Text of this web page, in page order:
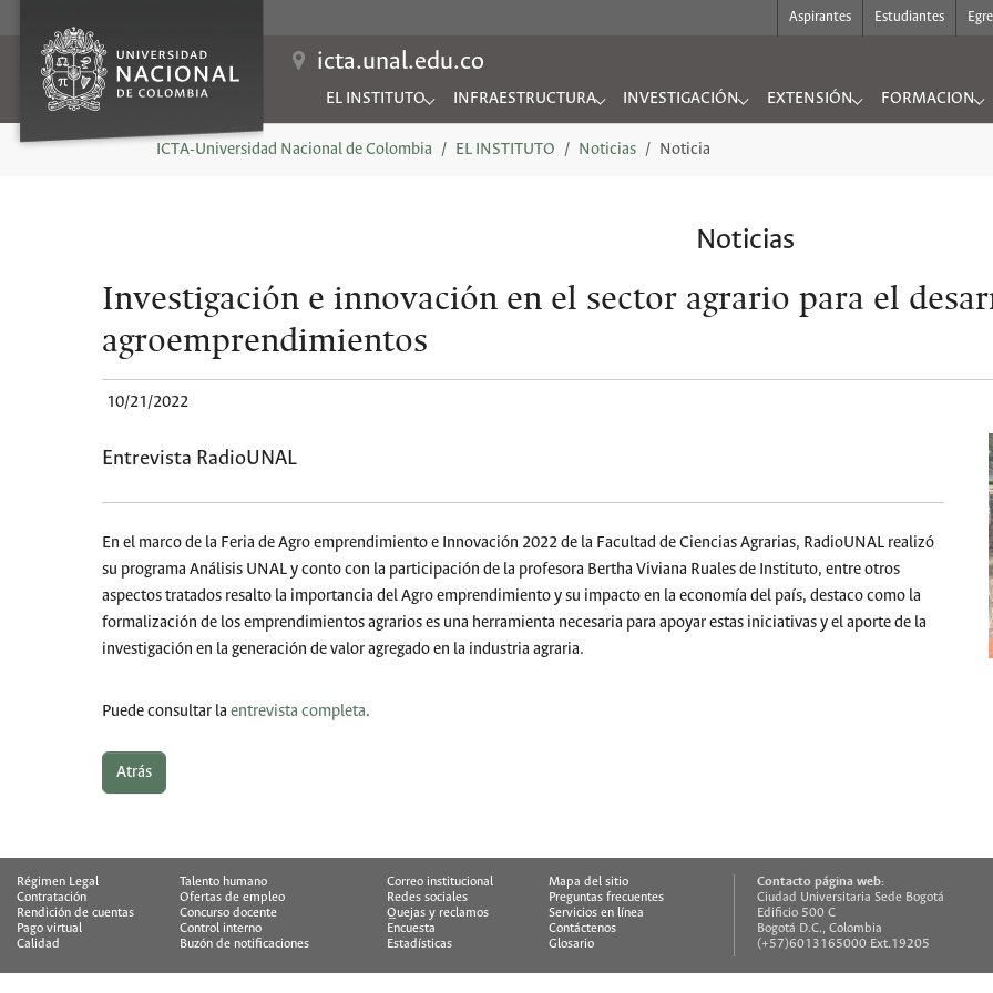
Aspirantes Estudiantes
icta.unal.edu.co
EL INSTITUTO
Submenu for "EL INSTITUTO"
INFRAESTRUCTURA
Submenu for "INFRAESTRUCTURA"
INVESTIGACIÓN
Submenu for "INVESTIGACIÓN"
EXTENSIÓN
Submenu for "EXTENSIÓN"
FORMACION
Submenu for
You are here:
ICTA-Universidad Nacional de Colombia
EL INSTITUTO Noticias Noticia
Noticias
Investigación e innovación en el sector agrario para el
agroemprendimientos
10/21/2022
Entrevista RadioUNAL
En el marco de la Feria de Agro emprendimiento e Innovación 2022 de la Facultad de Ciencias Agrarias, RadioUNAL realizó
su programa Análisis UNAL y conto con la participación de la profesora Bertha Viviana Ruales de Instituto, entre otros
aspectos tratados resalto la importancia del Agro emprendimiento y su impacto en la economía del país, destaco como la
formalización de los emprendimientos agrarios es una herramienta necesaria para apoyar estas iniciativas y el aporte de la
investigación en la generación de valor agregado en la industria agraria.
Puede consultar la entrevista completa.
Atrás
Régimen Legal
Talento humano
Contratación
Ofertas de empleo
Rendición de cuentas
Concurso docente
Pago virtual
Control interno
Calidad
Buzón de notificaciones
Correo institucional
Mapa del sitio
Redes sociales
Preguntas frecuentes
Quejas y reclamos
Servicios en línea
Encuesta
Contáctenos
Estadísticas
Glosario
Contacto página web:
Ciudad Universitaria Sede Bogotá
Edificio 500 C
Bogotá D.C., Colombia
(+57)6013165000 Ext.19205